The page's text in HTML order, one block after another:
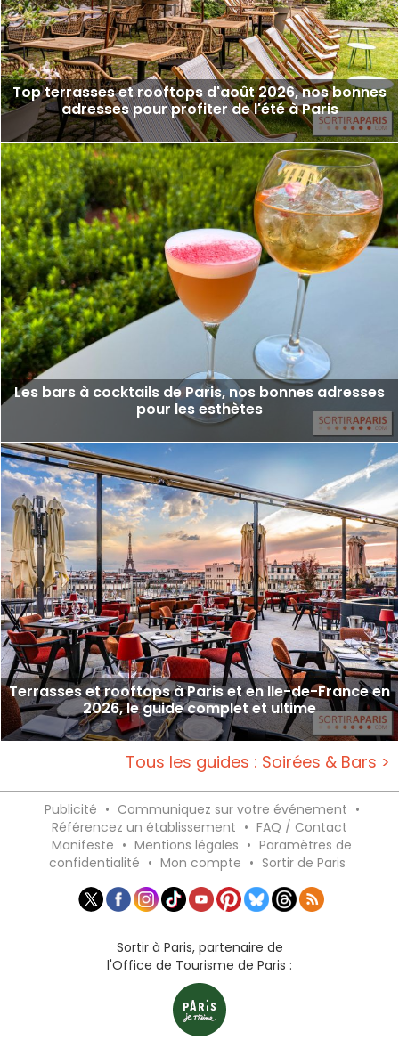
Top terrasses et rooftops d'août 2026, nos bonnes
adresses pour profiter de l'été à Paris
Les bars à cocktails de Paris, nos bonnes adresses
pour les esthètes
Terrasses et rooftops à Paris et en Ile-de-France en
2026, le guide complet et ultime
Tous les guides : Soirées & Bars >
Publicité • Communiquez sur votre événement •
Référencez un établissement • FAQ / Contact
Manifeste • Mentions légales • Paramètres de
confidentialité • Mon compte • Sortir de Paris
Sortir à Paris, partenaire de
l'Office de Tourisme de Paris :